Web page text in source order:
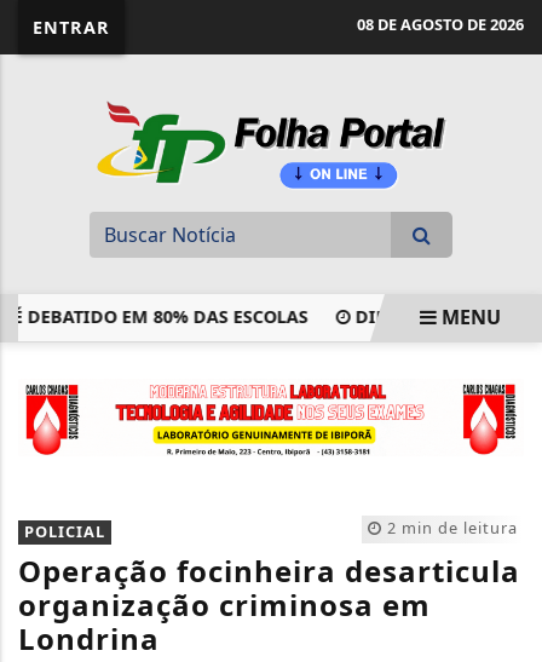
ENTRAR 08 DE AGOSTO DE 2026
EM 80% DAS ESCOLAS DINO ACIONA PF APÓS
MENU
2 min de leitura
POLICIAL
Operação focinheira desarticula
organização criminosa em
Londrina